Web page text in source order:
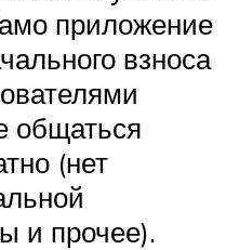
приложение
взноса
общаться
(нет
и прочее).